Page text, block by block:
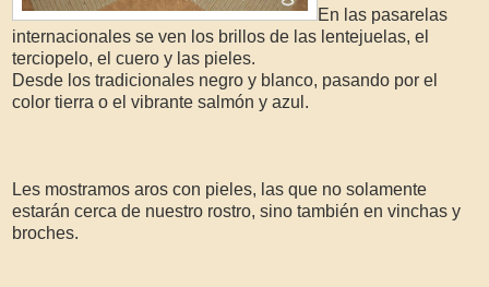
En las pasarelas
internacionales se ven los brillos de las lentejuelas, el
terciopelo, el cuero y las pieles.
Desde los tradicionales negro y blanco, pasando por el
color tierra o el vibrante salmón y azul.
Les mostramos aros con pieles, las que no solamente
estarán cerca de nuestro rostro, sino también en vinchas y
broches.